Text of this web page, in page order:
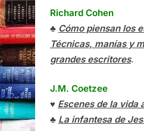
Richard Cohen
♣ Cómo piensan los
Técnicas, manías y
grandes escritores.
J.M. Coetzee
♥ Escenes de la vida
♣ La infantesa de